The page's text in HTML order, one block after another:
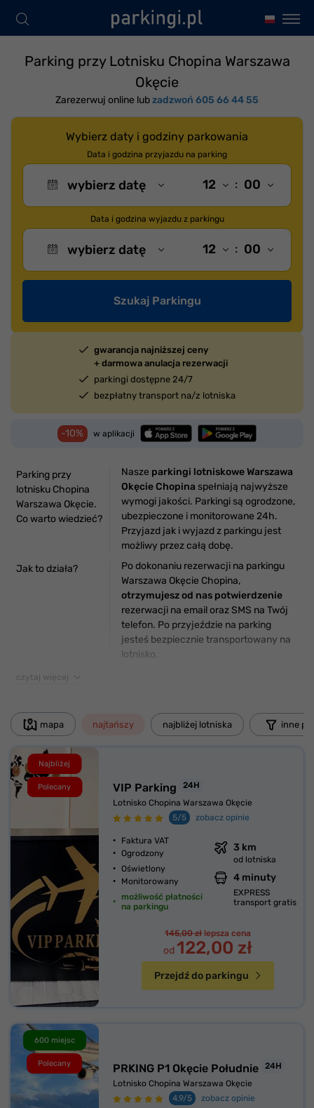
Parking przy Lotnisku Chopina Warszawa
Okęcie
Zarezerwuj online lubzadzwoń 605 66 44 55
Wybierz daty i godziny parkowania
Data i godzina przyjazdu na parking
12 : 00
Data i godzina wyjazdu z parkingu
12 : 00
Szukaj Parkingu
gwarancja najniższej ceny
+ darmowa anulacja rezerwacji
parkingi dostępne 24/7
bezpłatny transport na/z lotniska
-10% w aplikacji
Parking przy
lotnisku Chopina
Warszawa Okęcie.
Co warto wiedzieć?
Nasze parkingi lotniskowe Warszawa
Okęcie Chopina spełniają najwyższe
wymogi jakości. Parkingi są ogrodzone,
ubezpieczone i monitorowane 24h.
Przyjazd jak i wyjazd z parkingu jest
możliwy przez całą dobę.
Jak to działa?
Po dokonaniu rezerwacji na parkingu
Warszawa Okęcie Chopina,
otrzymujesz od nas potwierdzenie
rezerwacji na email oraz SMS na Twój
telefon. Po przyjeździe na parking
jesteś bezpiecznie transportowany na
lotnisko.
czytaj więcej
mapa najtańszy najbliżej lotniska inne
Najbliżej
Polecany VIP Parking
24H
Lotnisko Chopina Warszawa Okęcie
5/5
zobacz opinie
Faktura VAT
Ogrodzony
Oświetlony
Monitorowany
możliwość płatności
na parkingu
3 km
od lotniska
4 minuty
EXPRESS
transport gratis
145,00 zł lepsza cena
od 122,00 zł
Przejdź do parkingu
600 miejsc
Polecany PRKING P1 Okęcie Południe
24H
Lotnisko Chopina Warszawa Okęcie
4.9/5
zobacz opinie